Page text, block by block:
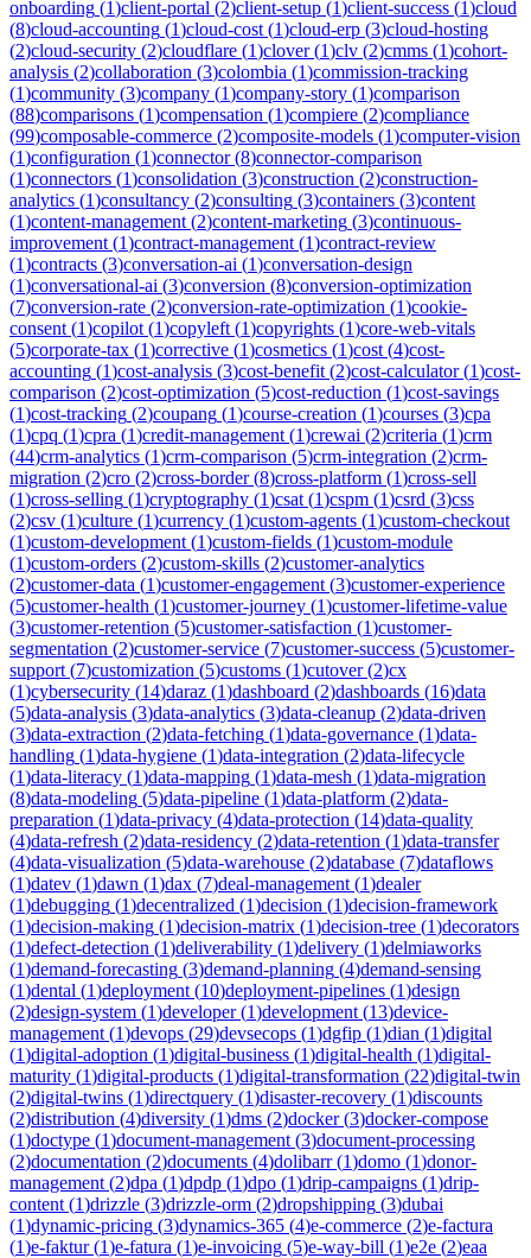
onboarding (1)client-portal (2)client-setup (1)client-success (1)cloud
(8)cloud-accounting (1)cloud-cost (1)cloud-erp (3)cloud-hosting
(2)cloud-security (2)cloudflare (1)clover(1)clv (2)cmms (1)cohort-
analysis (2)collaboration (3)colombia (1)commission-tracking
(1)community (3)company (1)company-story (1)comparison
(88)comparisons (1)compensation (1)compiere (2)compliance
(99)composable-commerce (2)composite-models (1)computer-vision
(1)configuration (1)connector(8)connector-comparison
(1)connectors (1)consolidation (3)construction (2)construction-
analytics (1)consultancy (2)consulting (3)containers (3)content
(1)content-management (2)content-marketing (3)continuous-
improvement (1)contract-management (1)contract-review
(1)contracts (3)conversation-ai (1)conversation-design
(1)conversational-ai (3)conversion (8)conversion-optimization
(7)conversion-rate (2)conversion-rate-optimization (1)cookie-
consent (1)copilot (1)copyleft (1)copyrights (1)core-web-vitals
(5)corporate-tax (1)corrective (1)cosmetics (1)cost (4)cost-
accounting (1)cost-analysis (3)cost-benefit (2)cost-calculator(1)cost-
comparison (2)cost-optimization (5)cost-reduction (1)cost-savings
(1)cost-tracking (2)coupang (1)course-creation (1)courses (3)cpa
(1)cpq (1)cpra (1)credit-management (1)crewai (2)criteria (1)crm
(44)crm-analytics (1)crm-comparison (5)crm-integration (2)crm-
migration (2)cro (2)cross-border(8)cross-platform (1)cross-sell
(1)cross-selling (1)cryptography (1)csat (1)cspm (1)csrd (3)css
(2)csv (1)culture (1)currency (1)custom-agents (1)custom-checkout
(1)custom-development (1)custom-fields (1)custom-module
(1)custom-orders (2)custom-skills (2)customer-analytics
(2)customer-data (1)customer-engagement (3)customer-experience
(5)customer-health (1)customer-journey (1)customer-lifetime-value
(3)customer-retention (5)customer-satisfaction (1)customer-
segmentation (2)customer-service (7)customer-success (5)customer-
support (7)customization (5)customs (1)cutover(2)cx
(1)cybersecurity (14)daraz (1)dashboard (2)dashboards (16)data
(5)data-analysis (3)data-analytics (3)data-cleanup (2)data-driven
(3)data-extraction (2)data-fetching (1)data-governance (1)data-
handling (1)data-hygiene (1)data-integration (2)data-lifecycle
(1)data-literacy (1)data-mapping (1)data-mesh (1)data-migration
(8)data-modeling (5)data-pipeline (1)data-platform (2)data-
preparation (1)data-privacy (4)data-protection (14)data-quality
(4)data-refresh (2)data-residency (2)data-retention (1)data-transfer
(4)data-visualization (5)data-warehouse (2)database (7)dataflows
(1)datev (1)dawn (1)dax (7)deal-management (1)dealer
(1)debugging (1)decentralized (1)decision (1)decision-framework
(1)decision-making (1)decision-matrix (1)decision-tree (1)decorators
(1)defect-detection (1)deliverability (1)delivery (1)delmiaworks
(1)demand-forecasting (3)demand-planning (4)demand-sensing
(1)dental (1)deployment (10)deployment-pipelines (1)design
(2)design-system (1)developer(1)development (13)device-
management (1)devops (29)devsecops (1)dgfip (1)dian (1)digital
(1)digital-adoption (1)digital-business (1)digital-health (1)digital-
maturity (1)digital-products (1)digital-transformation (22)digital-twin
(2)digital-twins (1)directquery (1)disaster-recovery (1)discounts
(2)distribution (4)diversity (1)dms (2)docker(3)docker-compose
(1)doctype (1)document-management (3)document-processing
(2)documentation (2)documents (4)dolibarr(1)domo (1)donor-
management (2)dpa (1)dpdp (1)dpo (1)drip-campaigns (1)drip-
content (1)drizzle (3)drizzle-orm (2)dropshipping (3)dubai
(1)dynamic-pricing (3)dynamics-365 (4)e-commerce (2)e-factura
(1)e-faktur(1)e-fatura (1)e-invoicing (5)e-way-bill (1)e2e (2)eaa